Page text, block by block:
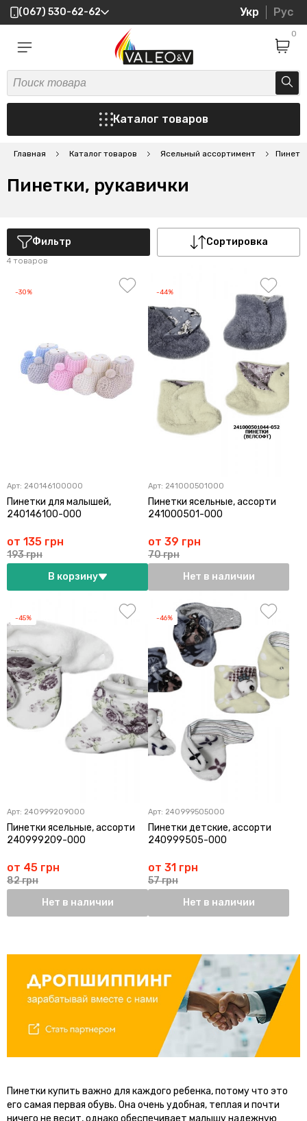
(067) 530-62-62 Укр Рус
0
Каталог товаров
Главная Каталог товаров Ясельный ассортимент
Пинетки, рукавички
Фильтр Сортировка
4 товаров
-30%
Арт: 240146100000
Пинетки для малышей,
240146100-000
от 135 грн
193 грн
В корзину
-44%
Арт: 241000501000
Пинетки ясельные, ассорти
241000501-000
от 39 грн
70 грн
Нет в наличии
-45%
Арт: 240999209000
Пинетки ясельные, ассорти
240999209-000
от 45 грн
82 грн
Нет в наличии
-46%
Арт: 240999505000
Пинетки детские, ассорти
240999505-000
от 31 грн
57 грн
Нет в наличии
Пинетки купить важно для каждого ребенка, потому что это
его самая первая обувь. Она очень удобная, теплая и почти
ничего не весит, однако обеспечивает малышу надежную